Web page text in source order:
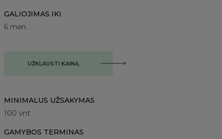
GALIOJIMAS IKI
6 mėn.
UŽKLAUSTI KAINĄ
MINIMALUS UŽSAKYMAS
100 vnt
GAMYBOS TERMINAS